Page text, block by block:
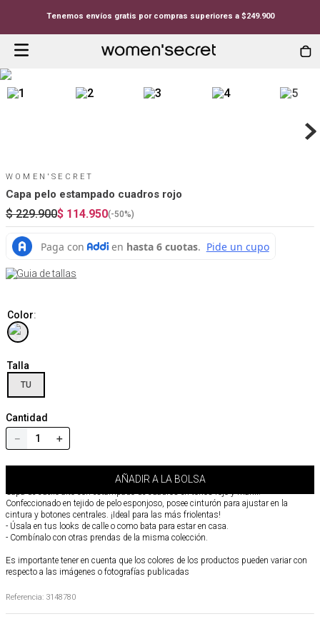
Tenemos envíos gratis por compras superiores a $249.900
WOMEN'SECRET
Capa pelo estampado cuadros rojo
$ 229.900$ 114.950(-50%)
Guia de tallas
Color:
Talla
TU
Cantidad
＋
－
AÑADIR A LA BOLSA
Capa de cuello alto con estampado de cuadros en tonos rojo y marfil.
Confeccionado en tejido de pelo esponjoso, posee cinturón para ajustar en la
cintura y botones centrales. ¡Ideal para las más friolentas!
- Úsala en tus looks de calle o como bata para estar en casa.
- Combínalo con otras prendas de la misma colección.
Es importante tener en cuenta que los colores de los productos pueden variar con
respecto a las imágenes o fotografías publicadas
Referencia: 3148780